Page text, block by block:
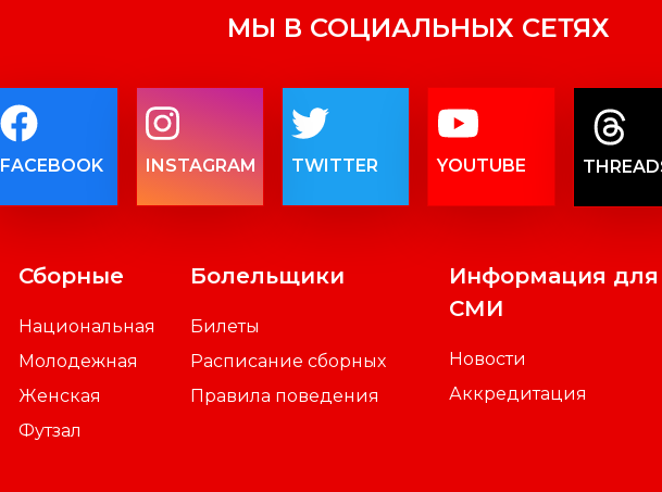
МЫ В СОЦИАЛЬНЫХ СЕТЯХ
FACEBOOK INSTAGRAM TWITTER YOUTUBE
Сборные
Национальная
Молодежная
Женская
Футзал
Болельщики
Билеты
Расписание сборных
Правила поведения
Информация для
СМИ
Новости
Аккредитация